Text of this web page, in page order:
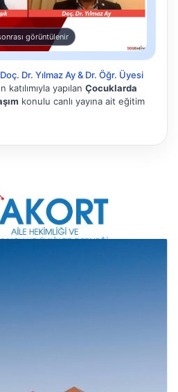
görüntülenir
Doç. Dr. Yılmaz Ay & Dr. Öğr. Üyesi
katılımıyla yapılan Çocuklarda
konulu canlı yayına ait eğitim